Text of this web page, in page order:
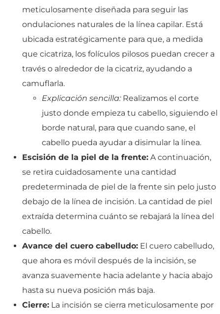
meticulosamente diseñada para seguir las
ondulaciones naturales de la línea capilar. Está
ubicada estratégicamente para que, a medida
que cicatriza, los folículos pilosos puedan crecer a
través o alrededor de la cicatriz, ayudando a
camuflarla.
Explicación sencilla:Realizamos el corte
justo donde empieza tu cabello, siguiendo el
borde natural, para que cuando sane, el
cabello pueda ayudar a disimular la línea.
Escisión de la piel de la frente: A continuación,
se retira cuidadosamente una cantidad
predeterminada de piel de la frente sin pelo justo
debajo de la línea de incisión. La cantidad de piel
extraída determina cuánto se rebajará la línea del
cabello.
Avance del cuero cabelludo: El cuero cabelludo,
que ahora es móvil después de la incisión, se
avanza suavemente hacia adelante y hacia abajo
hasta su nueva posición más baja.
Cierre: La incisión se cierra meticulosamente por